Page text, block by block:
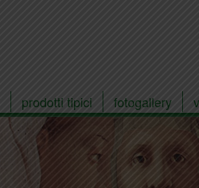
prodotti tipici fotogallery